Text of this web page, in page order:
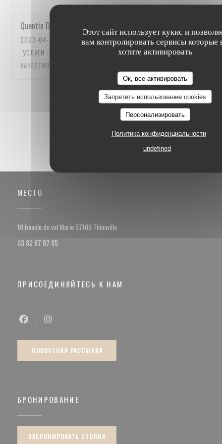
Этот сайт использует кукис и
вам контролировать сервисы которые
хотите активировать
Ок, все активировать
Запретить использование cookies
Персонализировать
Политика конфиденциальности
undefined
Quentin D
2023-04-15
- 12:15 - ГОСТИ 5
УСЛУГИ : МЕНЮ: 5/5 ЦЕНА /
КАЧЕСТВО
2 3
МЕСТО
10 boucle du val Marie 57100 Thionville((открывается в новом окне))
03 82 87 87 85
ПРИСОЕДИНЯЙТЕСЬ К НАМ
Facebook ((открывается в новом окне))
НОВОСТНАЯ РАССЫЛКА
БРОНИРОВАНИЕ
ЗАБРОНИРОВАТЬ СТОЛИК